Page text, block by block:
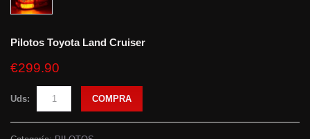
Pilotos Toyota Land Cruiser
€299.90
Uds: COMPRA